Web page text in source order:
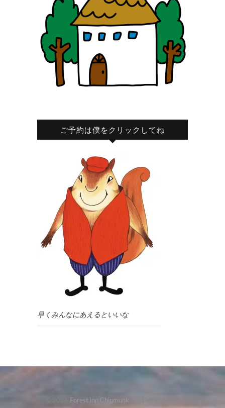
ご予約は僕をクリックしてね
早くみんなにあえるといいな
Forest inn Chipmunk